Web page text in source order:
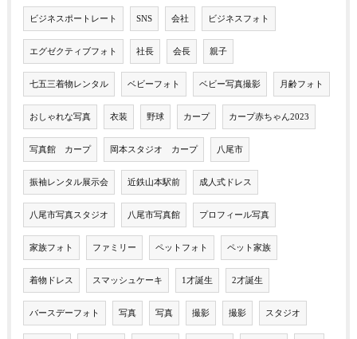
ビジネスポートレート SNS 会社 ビジネスフォト
エグゼクティブフォト 社長 会長 親子
七五三着物レンタル ベビーフォト ベビー写真撮影 月齢フォト
おしゃれな写真 衣装 野球 カープ カープ赤ちゃん2023
写真館 カープ 岡本スタジオ カープ 八尾市
振袖レンタル展示会 近鉄山本駅前 成人式ドレス
八尾市写真スタジオ 八尾市写真館 プロフィール写真
家族フォト ファミリー ペットフォト ペット家族
着物ドレス スマッシュケーキ 1才誕生 2才誕生
バースデーフォト 写真 写真 撮影 撮影 スタジオ